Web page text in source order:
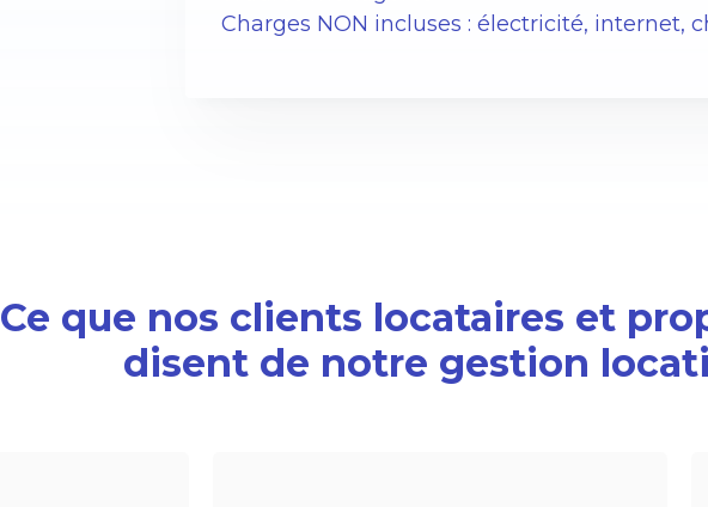
Charges NON incluses : électricité, internet,
Ce que nos clients locataires et
disent de notre gestion